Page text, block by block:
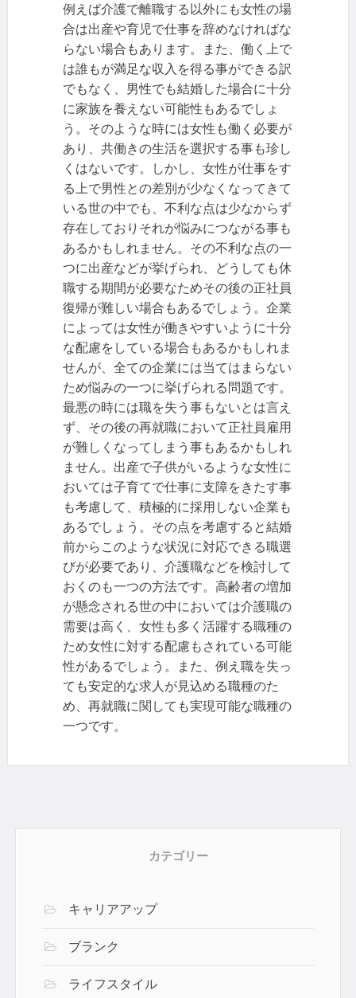
例えば介護で離職する以外にも女性の場
合は出産や育児で仕事を辞めなければな
らない場合もあります。また、働く上で
は誰もが満足な収入を得る事ができる訳
でもなく、男性でも結婚した場合に十分
に家族を養えない可能性もあるでしょ
う。そのような時には女性も働く必要が
あり、共働きの生活を選択する事も珍し
くはないです。しかし、女性が仕事をす
る上で男性との差別が少なくなってきて
いる世の中でも、不利な点は少なからず
存在しておりそれが悩みにつながる事も
あるかもしれません。その不利な点の一
つに出産などが挙げられ、どうしても休
職する期間が必要なためその後の正社員
復帰が難しい場合もあるでしょう。企業
によっては女性が働きやすいように十分
な配慮をしている場合もあるかもしれま
せんが、全ての企業には当てはまらない
ため悩みの一つに挙げられる問題です。
最悪の時には職を失う事もないとは言え
ず、その後の再就職において正社員雇用
が難しくなってしまう事もあるかもしれ
ません。出産で子供がいるような女性に
おいては子育てで仕事に支障をきたす事
も考慮して、積極的に採用しない企業も
あるでしょう。その点を考慮すると結婚
前からこのような状況に対応できる職選
びが必要であり、介護職などを検討して
おくのも一つの方法です。高齢者の増加
が懸念される世の中においては介護職の
需要は高く、女性も多く活躍する職種の
ため女性に対する配慮もされている可能
性があるでしょう。また、例え職を失っ
ても安定的な求人が見込める職種のた
め、再就職に関しても実現可能な職種の
一つです。
カテゴリー
キャリアアップ
ブランク
ライフスタイル